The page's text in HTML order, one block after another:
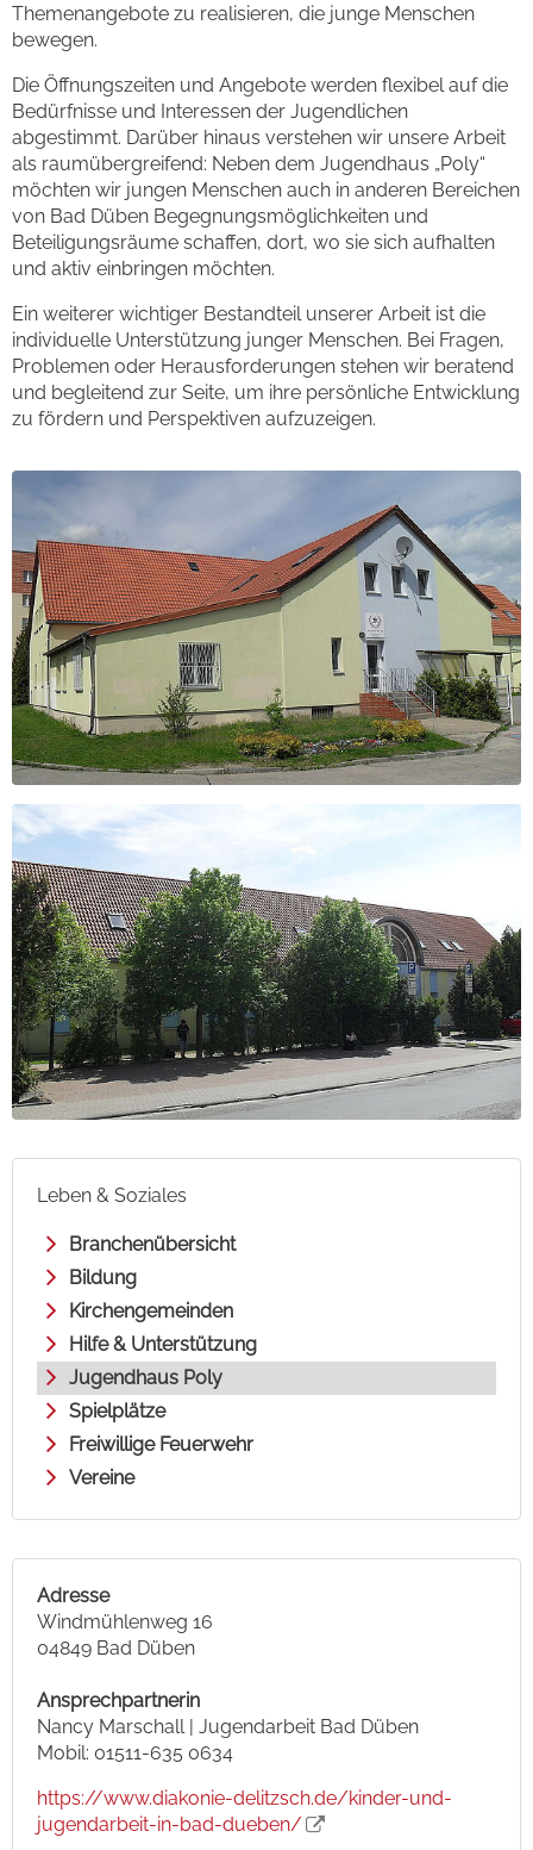
Themenangebote zu realisieren, die junge Menschen
bewegen.
Die Öffnungszeiten und Angebote werden flexibel auf die
Bedürfnisse und Interessen der Jugendlichen
abgestimmt. Darüber hinaus verstehen wir unsere Arbeit
als raumübergreifend: Neben dem Jugendhaus „Poly“
möchten wir jungen Menschen auch in anderen Bereichen
von Bad Düben Begegnungsmöglichkeiten und
Beteiligungsräume schaffen, dort, wo sie sich aufhalten
und aktiv einbringen möchten.
Ein weiterer wichtiger Bestandteil unserer Arbeit ist die
individuelle Unterstützung junger Menschen. Bei Fragen,
Problemen oder Herausforderungen stehen wir beratend
und begleitend zur Seite, um ihre persönliche Entwicklung
zu fördern und Perspektiven aufzuzeigen.
Leben & Soziales
Branchenübersicht
Bildung
Kirchengemeinden
Hilfe & Unterstützung
Jugendhaus Poly
Spielplätze
Freiwillige Feuerwehr
Vereine
Adresse
Windmühlenweg 16
04849 Bad Düben
Ansprechpartnerin
Nancy Marschall | Jugendarbeit Bad Düben
Mobil: 01511-635 0634
https://www.diakonie-delitzsch.de/kinder-und-
jugendarbeit-in-bad-dueben/